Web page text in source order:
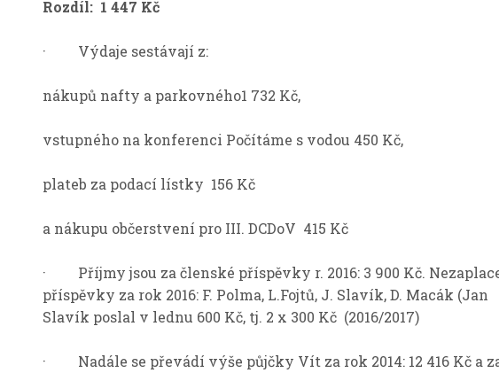
Rozdíl: 1 447 Kč
· Výdaje sestávají z:
nákupů nafty a parkovného1 732 Kč,
vstupného na konferenci Počítáme s vodou 450 Kč,
plateb za podací lístky 156 Kč
a nákupu občerstvení pro III. DCDoV 415 Kč
· Příjmy jsou za členské příspěvky r. 2016: 3 900 Kč.
příspěvky za rok 2016: F. Polma, L.Fojtů, J. Slavík, D. Macák (Jan
Slavík poslal v lednu 600 Kč, tj. 2 x 300 Kč (2016/2017)
· Nadále se převádí výše půjčky Vít za rok 2014: 12 416 Kč a